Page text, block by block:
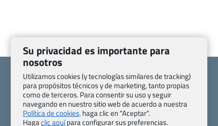
Quienes somos
Contacto
Pasaporte, Visado, Salud y otras disposiciones específicas
Su privacidad es importante para
nosotros
Utilizamos cookies (y tecnologías similares de tracking)
para propósitos técnicos y de marketing, tanto propias
como de terceros. Para consentir su uso y seguir
navegando en nuestro sitio web de acuerdo a nuestra
Política de cookies,haga clic en "Aceptar".
Hagaclic aquípara configurar sus preferencias.